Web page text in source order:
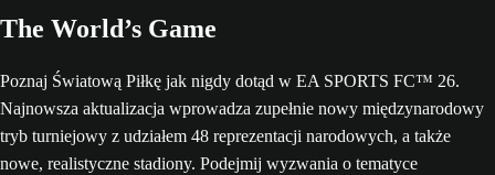
The World’s Game
Poznaj Światową Piłkę jak nigdy dotąd w EA SPORTS FC™ 26.
Najnowsza aktualizacja wprowadza zupełnie nowy międzynarodowy
tryb turniejowy z udziałem 48 reprezentacji narodowych, a także
nowe, realistyczne stadiony. Podejmij wyzwania o tematyce